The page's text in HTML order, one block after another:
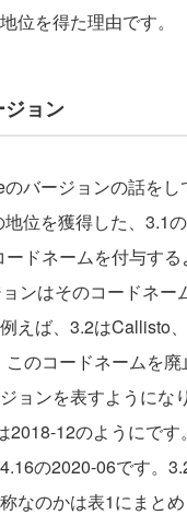
位を得た理由です。
ョン
バージョンの話をし
位を獲得した、3.1
ドネームを付与す
ンはそのコードネー
えば、3.2はCallisto
のコードネームを
ョンを表すようにな
2018-12のようにで
の2020-06です。
なのかは表1にまと